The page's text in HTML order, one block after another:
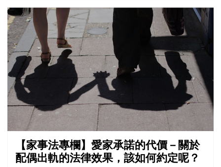
【家事法專欄】愛家承諾的代價－關於
配偶出軌的法律效果，該如何約定呢？